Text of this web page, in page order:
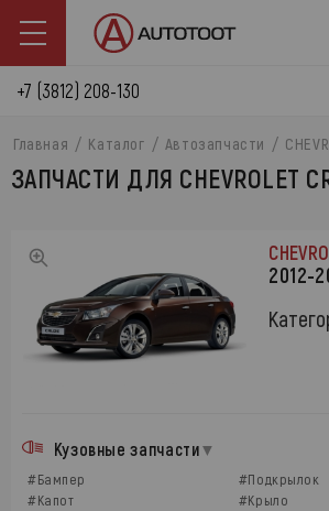
+7 (3812) 208-130
Главная Каталог Автозапчасти
ЗАПЧАСТИ ДЛЯ CHEVROLET
2012-
Кузовные запчасти
#Бампер
#Подкрылок
#Капот
#Крыло